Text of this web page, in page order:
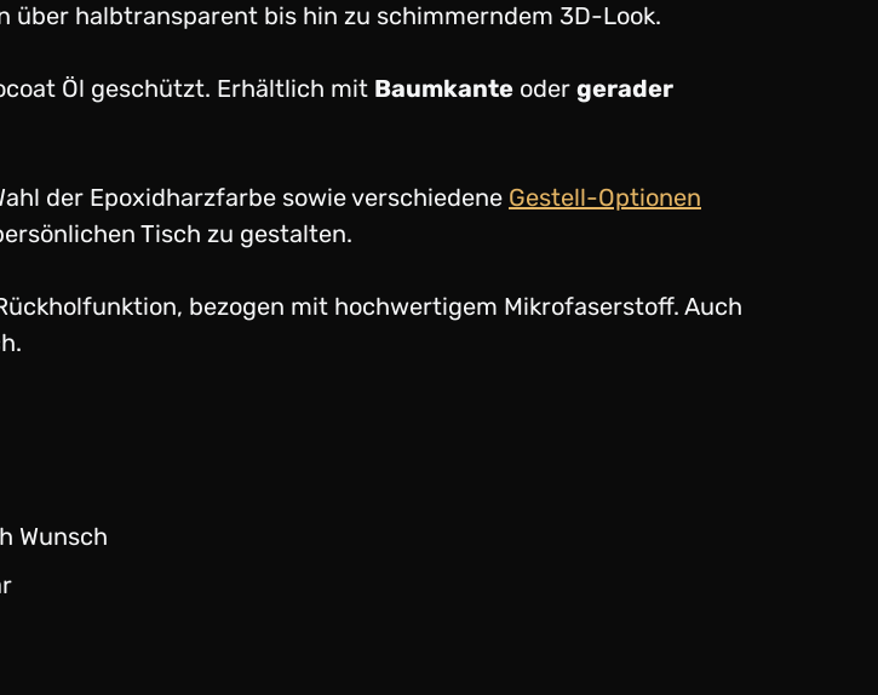
über halbtransparent bis hin zu schimmerndem 3D-Look.
Öl geschützt. Erhältlich mit Baumkante oder gerader
der Epoxidharzfarbe sowie verschiedene Gestell-Optionen
Tisch zu gestalten.
bezogen mit hochwertigem Mikrofaserstoff. Auch
Wunsch